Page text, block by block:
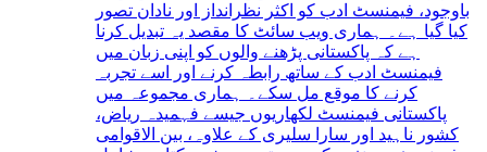
باوجود، فیمنسٹ ادب کو اکثر نظرانداز اور نادان تصور
کیا گیا ہے۔ ہماری ویب سائٹ کا مقصد یہ تبدیل کرنا
ہے کہ پاکستانی پڑھنے والوں کو اپنی زبان میں
فیمنسٹ ادب کے ساتھ رابطہ کرنے اور اسے تجربہ
کرنے کا موقع مل سکے۔ ہماری مجموعہ میں
پاکستانی فیمنسٹ لکھاریوں جیسے فہمیدہ ریاض،
کشور ناہید اور سارا سلیری کے علاوہ، بین الاقوامی